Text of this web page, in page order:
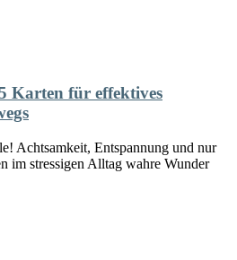
Karten für effektives
Achtsamkeit, Entspannung und nur
im stressigen Alltag wahre Wunder